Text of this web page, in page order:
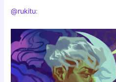
@rukitu: